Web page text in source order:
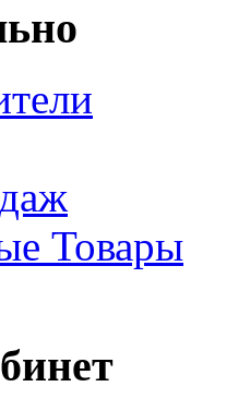
Товары